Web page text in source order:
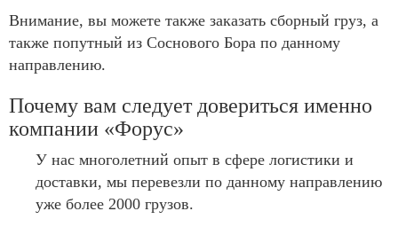
Внимание, вы можете также заказать сборный груз, а
также попутный из Соснового Бора по данному
направлению.
Почему вам следует довериться именно
компании «Форус»
У нас многолетний опыт в сфере логистики и
доставки, мы перевезли по данному направлению
уже более 2000 грузов.